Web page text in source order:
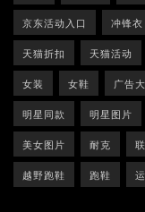
京东活动入口 冲锋衣
天猫折扣 天猫活动
女装 女鞋 广告
明星同款 明星图片
美女图片 耐克
越野跑鞋 跑鞋